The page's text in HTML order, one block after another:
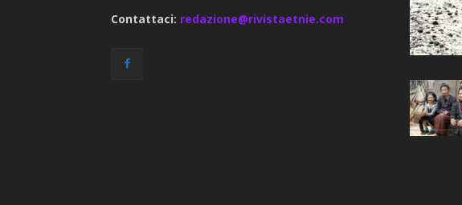
Contattaci: redazione@rivistaetnie.com